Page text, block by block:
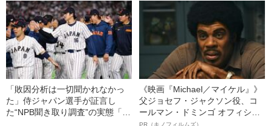
ぎる“熟れ方”
「敗因分析は一切聞かれなかっ
た」侍ジャパン選手が証言し
た“NPB聞き取り調査”の実態「選
《映画『Michael／マイケル』》
父ジョセフ・ジャクソン役、コ
ールマン・ドミンゴ オフィシャ
ルインタビュー“観客を魅了した
PR（キノフィルムズ）